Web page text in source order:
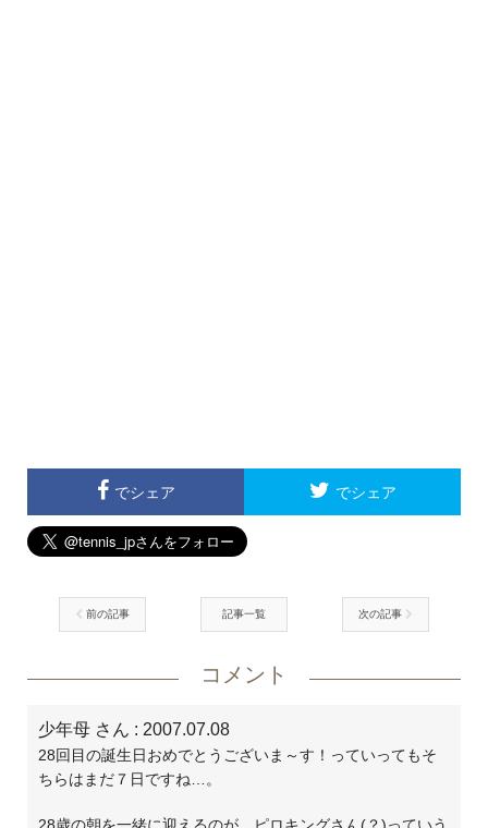
でシェア でシェア
前の記事 記事一覧 次の記事
コメント
少年母 さん : 2007.07.08
28回目の誕生日おめでとうございま～す！っていってもそ
ちらはまだ７日ですね…。
28歳の朝を一緒に迎えるのが、ピロキングさん(？)っていう